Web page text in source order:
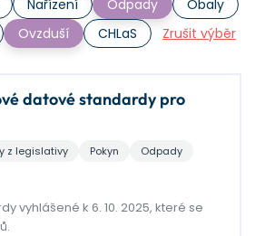
Nařízení Odpady
Obaly
Ovzduší CHLaS Zrušit výběr
datové standardy pro
z legislativy Pokyn
Odpady
vyhlášené k 6. 10. 2025, které se